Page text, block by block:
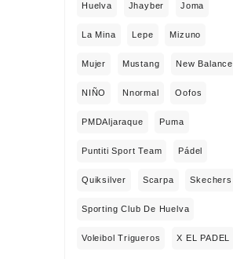
Huelva Jhayber Joma
La Mina Lepe Mizuno
Mujer Mustang New Balance
NIÑO Nnormal Oofos
PMDAljaraque Puma
Puntiti Sport Team Pádel
Quiksilver Scarpa Skechers
Sporting Club De Huelva
Voleibol Trigueros X EL PADEL